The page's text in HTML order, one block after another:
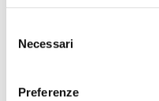
delNecessari
Preferenze